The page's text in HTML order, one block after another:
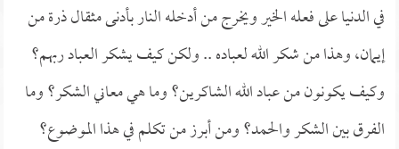
في الدنيا على فعله الخير ويخرج من أدخله النار بأدنى مثقال ذرة من
إيمان، وهذا من شكر الله لعباده .. ولكن كيف يشكر العباد ربهم؟
وكيف يكونون من عباد الله الشاكرين؟ وما هي معاني الشكر؟ وما
الفرق بين الشكر والحمد؟ ومن أبرز من تكلم في هذا الموضوع؟